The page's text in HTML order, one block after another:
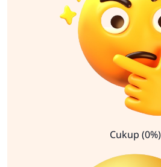
Cukup (0%)